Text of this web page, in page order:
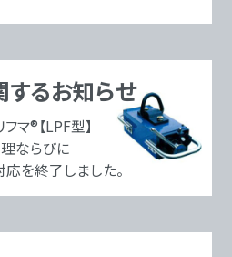
るお知らせ
マ®【LPF型】
ならびに
を終了しました。